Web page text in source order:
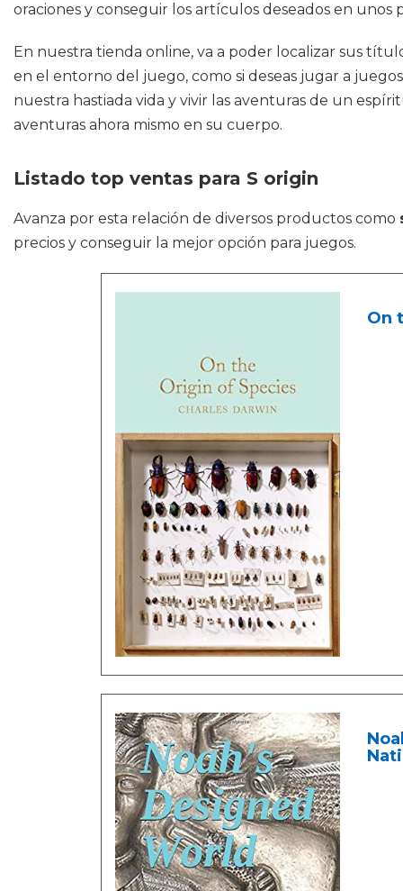
oraciones y conseguir los artículos deseados en unos
En nuestra tienda online, va a poder localizar sus
en el entorno del juego, como si deseas jugar a
nuestra hastiada vida y vivir las aventuras de un
aventuras ahora mismo en su cuerpo.
Listado top ventas para S origin
Avanza por esta relación de diversos productos como
precios y conseguir la mejor opción para juegos.
On